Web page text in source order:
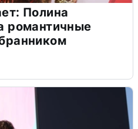
Полина
романтичные